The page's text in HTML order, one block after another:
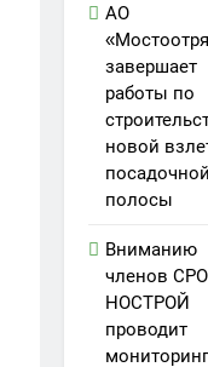
АО
завершает
работы по
новой
полосы
Вниманию
членов
НОСТРОЙ
проводит
мониторинг